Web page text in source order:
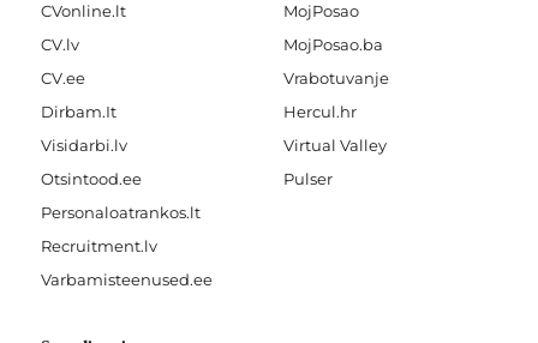
CVonline.lt
CV.lv
CV.ee
Dirbam.It
Visidarbi.lv
Otsintood.ee
Personaloatrankos.lt
Recruitment.lv
Varbamisteenused.ee
MojPosao
MojPosao.ba
Vrabotuvanje
Hercul.hr
Virtual Valley
Pulser